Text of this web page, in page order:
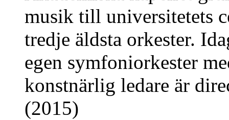
musik till universitetets
tredje äldsta orkester.
egen symfoniorkester
konstnärlig ledare är
(2015)